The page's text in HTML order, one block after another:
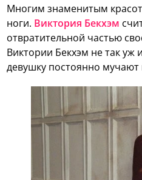
Многим знаменитым
ноги. Виктория Бекхэм
отвратительной частью
Виктории Бекхэм не так уж
девушку постоянно